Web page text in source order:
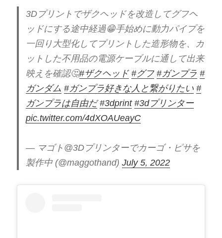
3Dプリントでザクヘッドを改造してグフヘ
ッドにする途中経過😁手始めに動力パイプを
一回り大型化してプリントした造形物を、カ
ットした不用品の電源ケーブルに通して出来
映えを確認🤔#ザクヘッド #グフ #ガンプラ #
ガンダム #ガンプラ好きな人と繋がりたい #
ガンプラは自由だ #3dprint #3dプリンター
pic.twitter.com/4dXOAUeayC
— マゴト@3Dプリンターでカーゴ・ピサを
製作中 (@maggothand)July 5, 2022